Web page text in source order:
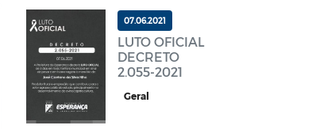
07.06.2021
LUTO OFICIAL
DECRETO
2.055-2021
Geral